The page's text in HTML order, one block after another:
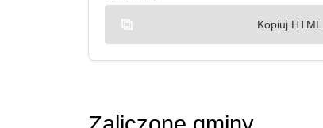
Kopiuj HTML